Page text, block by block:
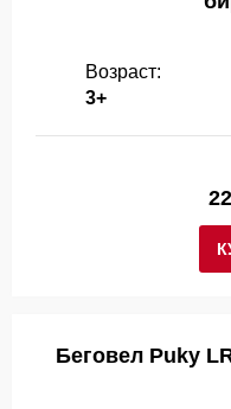
Возраст:
3+
Беговел Puky